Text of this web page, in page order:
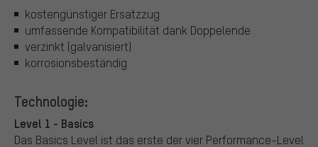
kostengünstiger Ersatzzug
umfassende Kompatibilität dank Doppelende
verzinkt (galvanisiert)
korrosionsbeständig
Technologie:
Level 1 - Basics
Das Basics Level ist das erste der vier Performance-Level